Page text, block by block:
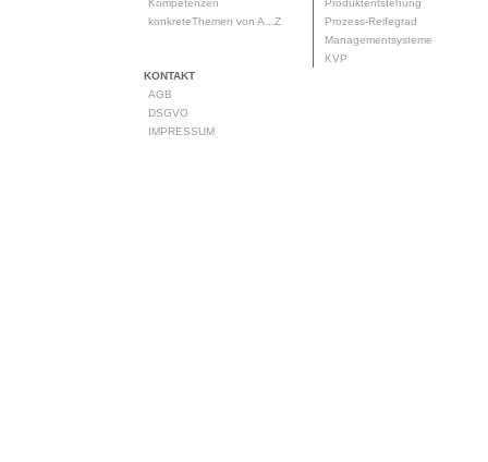
Kompetenzen
konkreteThemen von A...Z
Produktentstehung
Prozess-Reifegrad
Managementsysteme
KVP
KONTAKT
AGB
DSGVO
IMPRESSUM